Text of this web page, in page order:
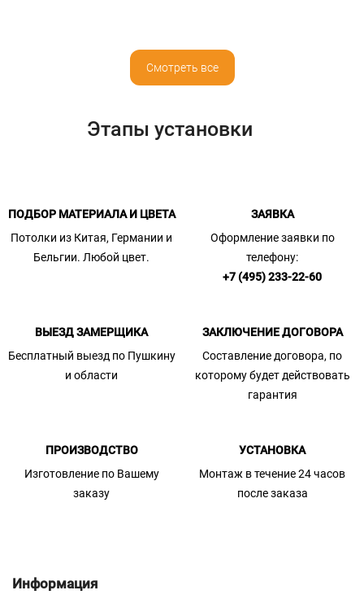
Смотреть все
Этапы установки
ПОДБОР МАТЕРИАЛА И ЦВЕТА
Потолки из Китая, Германии и
Бельгии. Любой цвет.
ЗАЯВКА
Оформление заявки по
телефону:
+7 (495) 233-22-60
ВЫЕЗД ЗАМЕРЩИКА
Бесплатный выезд по Пушкину
и области
ЗАКЛЮЧЕНИЕ ДОГОВОРА
Составление договора, по
которому будет действовать
гарантия
ПРОИЗВОДСТВО
Изготовление по Вашему
заказу
УСТАНОВКА
Монтаж в течение 24 часов
после заказа
Информация